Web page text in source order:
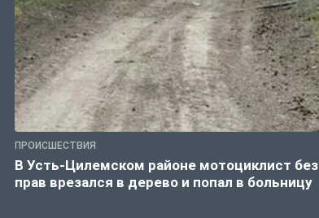
ПРОИСШЕСТВИЯ
В Усть-Цилемском районе мотоциклист без
прав врезался в дерево и попал в больницу